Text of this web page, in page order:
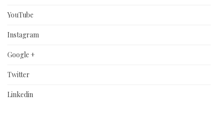
YouTube
Instagram
Google +
Twitter
Linkedin